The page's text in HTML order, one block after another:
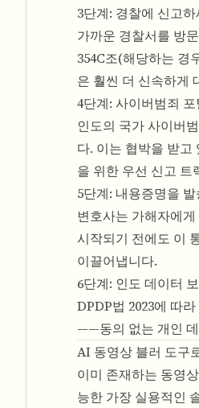
3단계: 경찰에 신고하
가까운 경찰서를 방
354C조(해당하는 경
은 훨씬 더 신속하게
4단계: 사이버범죄
인도의 국가 사이버
다. 이는 협박을 받고
을 위한 우선 신고
5단계: 내용증명을
변호사는 가해자에
시작되기 전에도 이
이끌어냅니다.
6단계: 인도 데이터
DPDP법 2023에 따
——동의 없는 개인
AI 동영상 블러 도구
이미 존재하는 동영
능한 가장 실용적인